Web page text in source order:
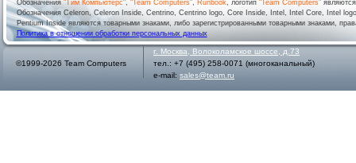
Обозначения"Тим Компьютерс", "Team Computers", Runbook, логотип "Team Computers"
Обозначения Celeron, Celeron Inside, Centrino, Centrino logo, Core Inside, Intel, Intel Core, Intel
Pentium Inside являются товарными знаками, либо зарегистрированными товарными знаками,
Политика в отношении обработки персональных данных
©1999-2026 Team Computers
г. Москва
Волоколамское шоссе, д.73
тел.: +7 (495) 258-0071 (многоканальный)
e-mail: sales@team.ru